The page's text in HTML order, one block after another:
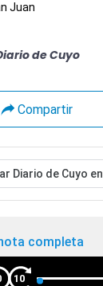
Juan
de Cuyo
Compartir
Diario de Cuyo en
completa
10